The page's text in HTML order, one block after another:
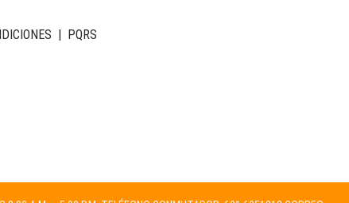
| PQRS